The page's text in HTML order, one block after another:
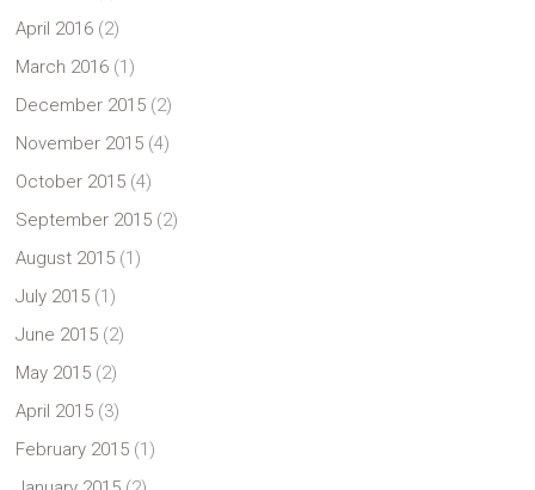
April 2016 (2)
March 2016 (1)
December 2015 (2)
November 2015 (4)
October 2015 (4)
September 2015 (2)
August 2015 (1)
July 2015 (1)
June 2015 (2)
May 2015 (2)
April 2015 (3)
February 2015 (1)